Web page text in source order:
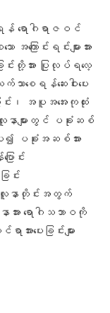
ရန် ရောဂါရာဇဝင်
ြောင်းရင်းများအား
တို့အား ပြုလုပ်ရလေ့
စေရန်ဆေးဝါးပေး
ြင်း၊ အပူအအေးကုထုံး
နာများတွင် ပခုံးဆစ်
ေး၍ ပခုံးအဆစ်အား
ာင်း
င်း
လူနာတိုင်းအတွက်
း ရောဂါသဘာဝကို
းပေးခြင်းများ